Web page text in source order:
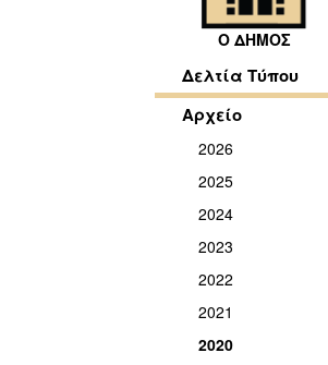
Ο ΔΗΜΟΣ
Δελτία Τύπου
Αρχείο
2026
2025
2024
2023
2022
2021
2020